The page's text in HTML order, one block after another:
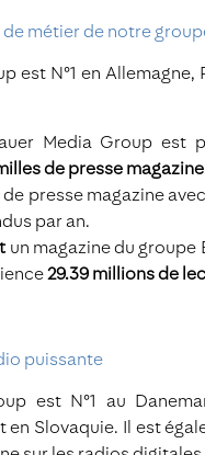
métier de notre
est N°1 en Allemagne,
Media Group est
de presse magazine
de presse magazine avec
par an.
un magazine du groupe
29.39 millions de
puissante
est N°1 au
en Slovaquie. Il est